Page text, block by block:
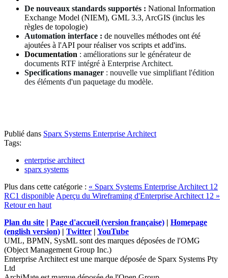
De nouveaux standards supportés : National Information
Exchange Model (NIEM), GML 3.3, ArcGIS (inclus les
règles de topologie)
Automation interface : de nouvelles méthodes ont été
ajoutées à l'API pour réaliser vos scripts et add'ins.
Documentation : améliorations sur le générateur de
documents RTF intégré à Enterprise Architect.
Specifications manager : nouvelle vue simplifiant l'édition
des éléments d'un paquetage du modèle.
Publié dans Sparx Systems Enterprise Architect
Tags:
enterprise architect
sparx systems
Plus dans cette catégorie : « Sparx Systems Enterprise Architect 12
RC1 disponible Aperçu du Wireframing d'Enterprise Architect 12 »
Retour en haut
Plan du site | Page d'accueil (version française) | Homepage
(english version) | Twitter | YouTube
UML, BPMN, SysML sont des marques déposées de l'OMG
(Object Management Group Inc.)
Enterprise Architect est une marque déposée de Sparx Systems Pty
Ltd